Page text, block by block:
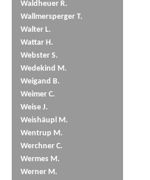
Waldheuer R.
Wallmersperger T.
Walter L.
Wattar H.
Webster S.
Wedekind M.
Weigand B.
Weimer C.
Weise J.
Weishäupl M.
Wentrup M.
Werchner C.
Wermes M.
Werner M.